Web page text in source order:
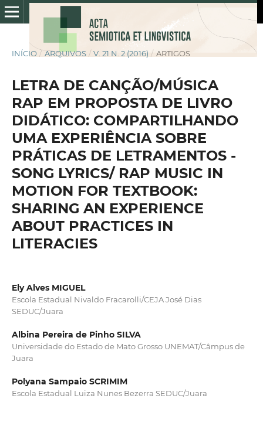
INÍCIO / ARQUIVOS / V. 21 N. 2 (2016) / ARTIGOS
LETRA DE CANÇÃO/MÚSICA
RAP EM PROPOSTA DE LIVRO
DIDÁTICO: COMPARTILHANDO
UMA EXPERIÊNCIA SOBRE
PRÁTICAS DE LETRAMENTOS -
SONG LYRICS/ RAP MUSIC IN
MOTION FOR TEXTBOOK:
SHARING AN EXPERIENCE
ABOUT PRACTICES IN
LITERACIES
Ely Alves MIGUEL
Escola Estadual Nivaldo Fracarolli/CEJA José Dias
SEDUC/Juara
Albina Pereira de Pinho SILVA
Universidade do Estado de Mato Grosso UNEMAT/Câmpus de
Juara
Polyana Sampaio SCRIMIM
Escola Estadual Luiza Nunes Bezerra SEDUC/Juara